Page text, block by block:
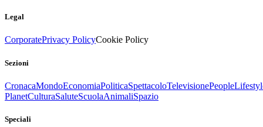
Legal
CorporatePrivacy PolicyCookie Policy
Sezioni
CronacaMondoEconomiaPoliticaSpettacoloTelevisionePeople
PlanetCulturaSaluteScuolaAnimaliSpazio
Speciali